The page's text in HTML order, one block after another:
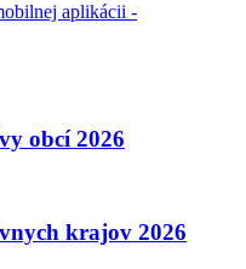
aplikácii -
obcí 2026
krajov 2026